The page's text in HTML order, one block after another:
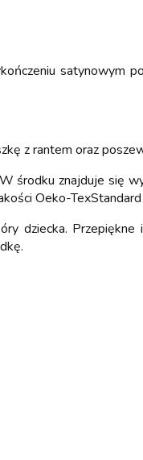
satynowym
z rantem oraz
środku znajduje się
Oeko-
dziecka.